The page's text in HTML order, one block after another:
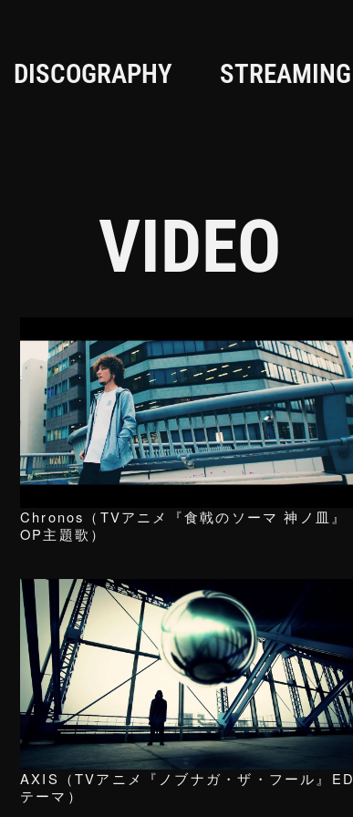
DISCOGRAPHY STREAMING
VIDEO
Chronos（TVアニメ『食戟のソーマ 神ノ皿』
OP主題歌）
AXIS（TVアニメ『ノブナガ・ザ・フール』ED
テーマ）